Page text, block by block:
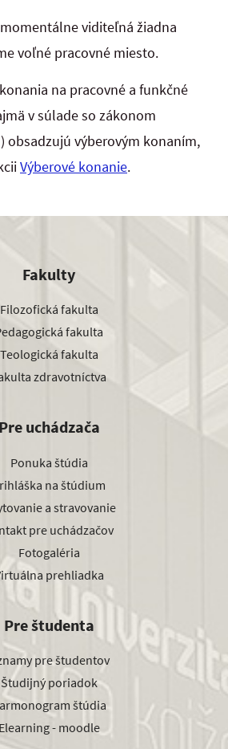
viditeľná žiadna
voľné pracovné miesto.
na pracovné a funkčné
v súlade so zákonom
obsadzujú výberovým konaním,
Výberové konanie.
Fakulty
Filozofická fakulta
fakulta
Teologická fakulta
zdravotníctva
Pre uchádzača
Ponuka štúdia
na štúdium
a stravovanie
pre uchádzačov
Fotogaléria
prehliadka
Pre študenta
pre študentov
Študijný poriadok
štúdia
Elearning - moodle